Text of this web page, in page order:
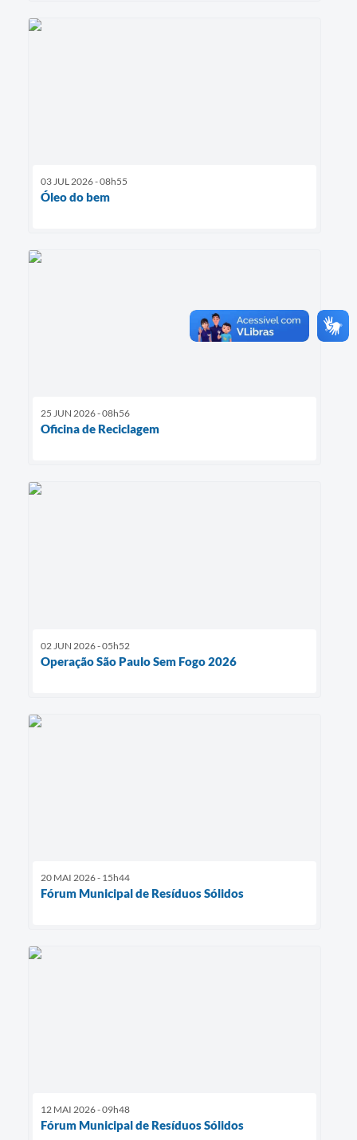
03 JUL 2026 - 08h55
Óleo do bem
25 JUN 2026 - 08h56
Oficina de Reciclagem
02 JUN 2026 - 05h52
Operação São Paulo Sem Fogo 2026
20 MAI 2026 - 15h44
Fórum Municipal de Resíduos Sólidos
12 MAI 2026 - 09h48
Fórum Municipal de Resíduos Sólidos